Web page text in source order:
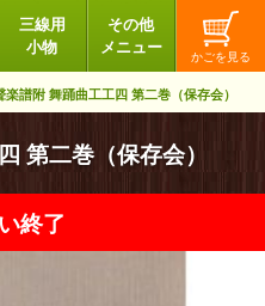
三線用
小物
その他
メニュー
楽譜附 舞踊曲工工四 第二巻（保存会）
第二巻（保存会）